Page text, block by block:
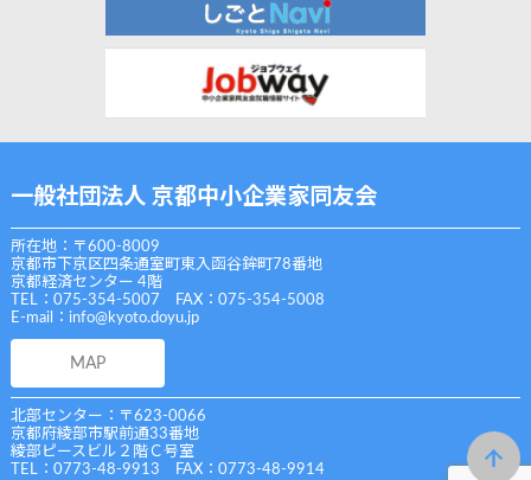
一般社団法人 京都中小企業家同友会
所在地：〒600-8009
京都市下京区四条通室町東入函谷鉾町78番地
京都経済センター 4階
TEL：075-354-5007 FAX：075-354-5008
E-mail： info@kyoto.doyu.jp
MAP
北部センター：〒623-0066
京都府綾部市駅前通33番地
綾部ピースビル２階Ｃ号室
TEL：0773-48-9913 FAX：0773-48-9914